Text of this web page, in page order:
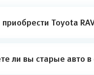
Toyota
ли вы старые авто в